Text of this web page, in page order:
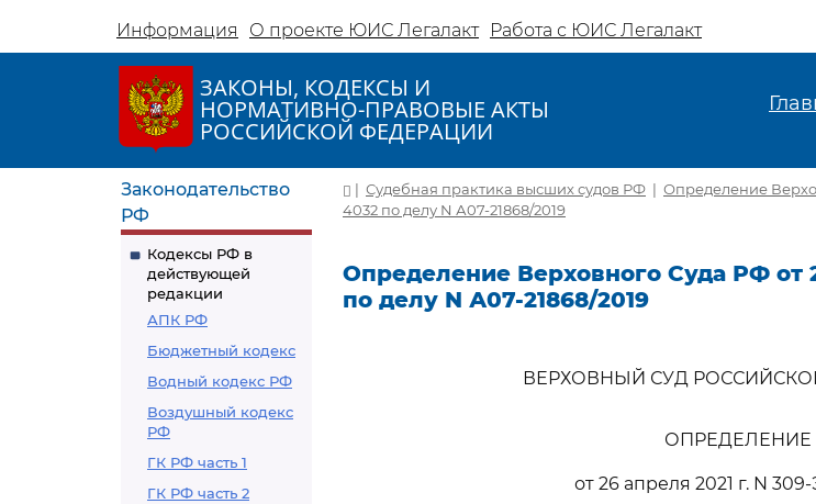
Информация О проекте ЮИС Легалакт Работа с ЮИС Легалакт
ЗАКОНЫ, КОДЕКСЫ И
НОРМАТИВНО-ПРАВОВЫЕ АКТЫ
РОССИЙСКОЙ ФЕДЕРАЦИИ
Законодательство
РФ
Кодексы РФ в
действующей
редакции
АПК РФ
Бюджетный кодекс
Водный кодекс РФ
Воздушный кодекс
РФ
ГК РФ часть 1
ГК РФ часть 2
| Судебная практика высших судов РФ | Определение
4032 по делу N А07-21868/2019
Определение Верховного Суда РФ от
по делу N А07-21868/2019
ВЕРХОВНЫЙ СУД
ОПРЕДЕЛЕНИЕ
от 26 апреля 2021 г. N